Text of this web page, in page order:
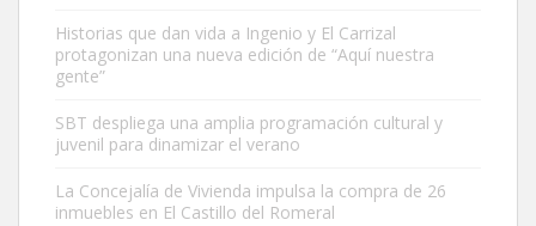
Busco adopción responsable para mi perra. Pastor alemán,
hembra, 4 años. Por motivos personales ...
Leales.org » Gran Canaria
Historias que dan vida a Ingenio y El Carrizal
protagonizan una nueva edición de “Aquí nuestra
gente”
SBT despliega una amplia programación cultural y
juvenil para dinamizar el verano
La Concejalía de Vivienda impulsa la compra de 26
inmuebles en El Castillo del Romeral